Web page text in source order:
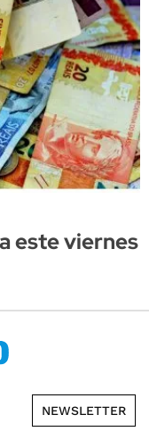
este viernes
NEWSLETTER